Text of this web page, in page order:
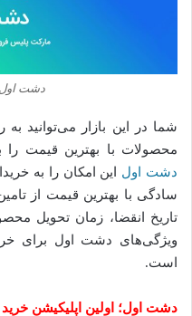
دشت
شما در این بازار می‌توانید
محصولات با بهترین قیمت
دشت
اول
این امکان را به
سادگی با بهترین قیمت از
تاریخ انقضا، زمان تحویل
ویژگی‌های دشت اول برای
است.
دشت اول؛ اولین اپلیکیشن خرید